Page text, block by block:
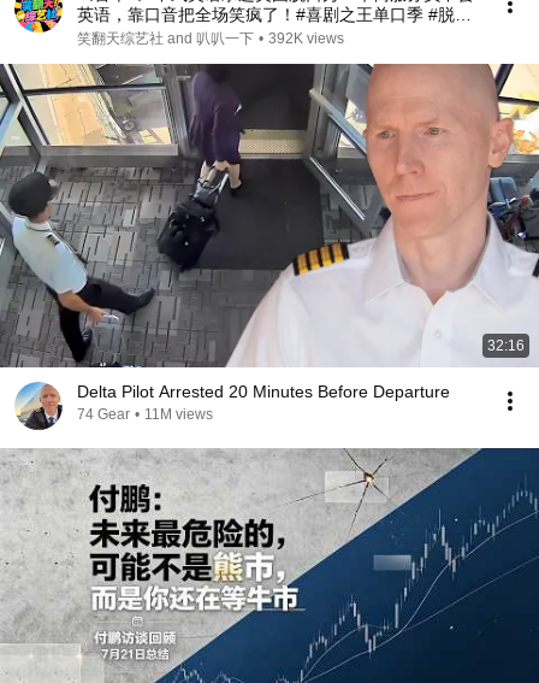
英语，靠口音把全场笑疯了！#喜剧之王单口季 #脱口
秀 #搞笑 #喜剧 #funny #综艺
笑翻天综艺社 and 叭叭一下 • 392K views
32:16
Delta Pilot Arrested 20 Minutes Before Departure
74 Gear • 11M views